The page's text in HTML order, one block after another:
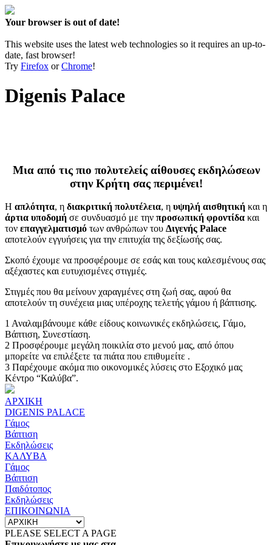
Your browser is out of date!
This website uses the latest web technologies so it requires an up-to-
date, fast browser!
Try Firefox orChrome!
Digenis Palace
Μια από τις πιο πολυτελείς αίθουσες εκδηλώσεων
στην Κρήτη σας περιμένει!
Η απλότητα, η διακριτική πολυτέλεια, η υψηλή αισθητική και η
άρτια υποδομή σε συνδυασμό με την προσωπική φροντίδα και
τον επαγγελματισμό των ανθρώπων του Διγενής Palace
αποτελούν εγγυήσεις για την επιτυχία της δεξίωσής σας.
Σκοπό έχουμε να προσφέρουμε σε εσάς και τους καλεσμένους σας
αξέχαστες και ευτυχισμένες στιγμές.
Στιγμές που θα μείνουν χαραγμένες στη ζωή σας, αφού θα
αποτελούν τη συνέχεια μιας υπέροχης τελετής γάμου ή βάπτισης.
1 Αναλαμβάνουμε κάθε είδους κοινωνικές εκδηλώσεις, Γάμο,
Βάπτιση, Συνεστίαση.
2 Προσφέρουμε μεγάλη ποικιλία στο μενού μας, από όπου
μπορείτε να επιλέξετε τα πιάτα που επιθυμείτε .
3 Παρέχουμε ακόμα πιο οικονομικές λύσεις στο Εξοχικό μας
Κέντρο “Καλύβα”.
ΑΡΧΙΚΗ
DIGENIS PALACE
Γάμος
Βάπτιση
Εκδηλώσεις
ΚΑΛΥΒΑ
Γάμος
Βάπτιση
Παιδότοπος
Εκδηλώσεις
ΕΠΙΚΟΙΝΩΝΙΑ
PLEASE SELECT A PAGE